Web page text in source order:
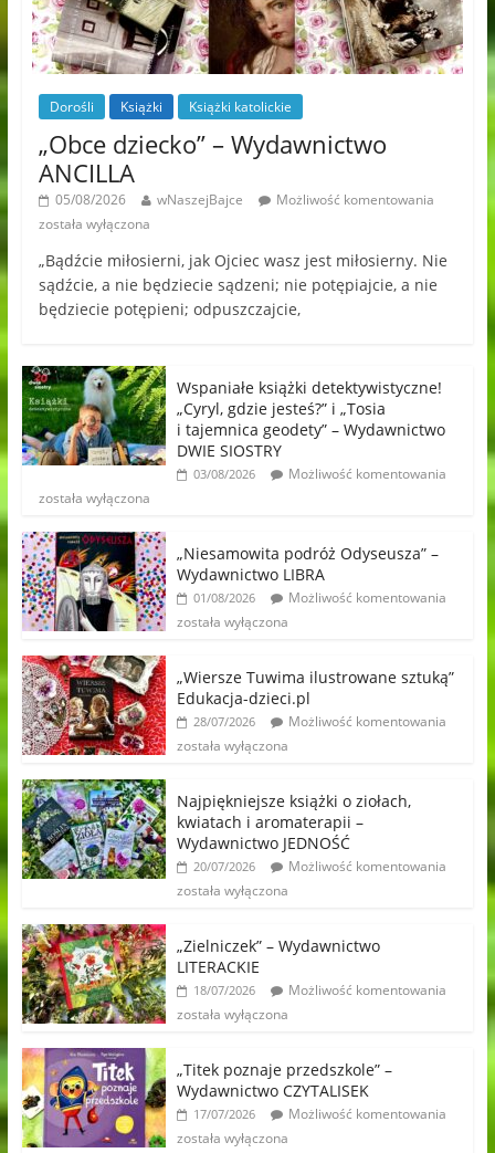
Dorośli Książki Książki katolickie
„Obce dziecko” – Wydawnictwo
ANCILLA
05/08/2026 wNaszejBajce
Możliwość komentowania
została wyłączona
„Bądźcie miłosierni, jak Ojciec wasz jest miłosierny. Nie
sądźcie, a nie będziecie sądzeni; nie potępiajcie, a nie
będziecie potępieni; odpuszczajcie,
Wspaniałe książki detektywistyczne!
„Cyryl, gdzie jesteś?” i „Tosia
i tajemnica geodety” – Wydawnictwo
DWIE SIOSTRY
03/08/2026
Możliwość komentowania
została wyłączona
„Niesamowita podróż Odyseusza” –
Wydawnictwo LIBRA
01/08/2026
Możliwość komentowania
została wyłączona
„Wiersze Tuwima ilustrowane sztuką”
Edukacja-dzieci.pl
28/07/2026
Możliwość komentowania
została wyłączona
Najpiękniejsze książki o ziołach,
kwiatach i aromaterapii –
Wydawnictwo JEDNOŚĆ
20/07/2026
Możliwość komentowania
została wyłączona
„Zielniczek” – Wydawnictwo
LITERACKIE
18/07/2026
Możliwość komentowania
została wyłączona
„Titek poznaje przedszkole” –
Wydawnictwo CZYTALISEK
17/07/2026
Możliwość komentowania
została wyłączona